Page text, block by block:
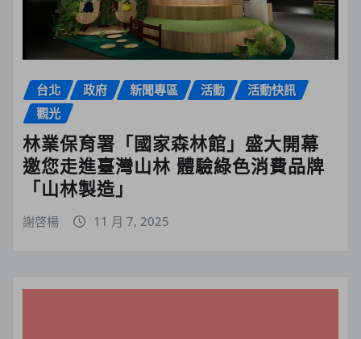
台北 政府 新聞專區 活動
活動快訊
觀光
林業保育署「國家森林館」盛大開幕
邀您走進臺灣山林 體驗綠色消費品牌
「山林製造」
謝啓楊 11 月 7, 2025